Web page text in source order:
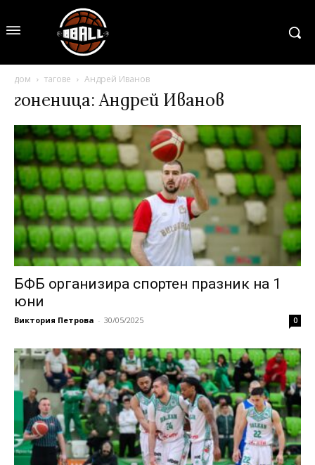
дом тагове Андрей Иванов
гоненица: Андрей Иванов
БФБ организира спортен празник на 1
юни
Виктория Петрова - 30/05/2025 0